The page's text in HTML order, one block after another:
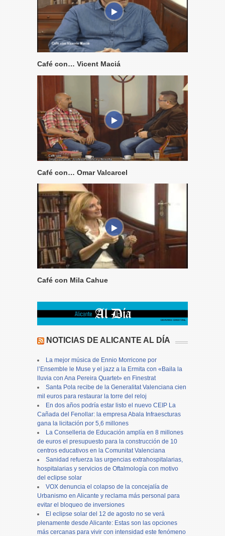
Café con… Vicent Maciá
Café con… Omar Valcarcel
Café con Mila Cahue
NOTICIAS DE ALICANTE AL DÍA
La mejor música de Ennio Morricone por
l’Ensemble le Muse y el jazz a la Ermita con «Baila la
lluvia con Ana Pereira Quartet» en Finestrat
Santa Pola recibe de la Generalitat Valenciana cien
mil euros para restaurar la torre del reloj
En dos años podría estar listo el nuevo CEIP La
Cañada del Fenollar: la empresa Abala Infraescturas
gana la licitación por 5,6 millones
La Conselleria de Educación amplía en 8 millones
de euros el presupuesto para la construcción de 10
centros educativos en la Comunitat Valenciana
Sanidad refuerza las urgencias extrahospitalarias,
hospitalarias y servicios de Oftalmología con motivo
del eclipse solar
VOX denuncia el colapso de la concejalía de
Urbanismo en Alicante y reclama más personal para
evitar el bloqueo de inversiones
El eclipse solar del 12 de agosto no se verá
plenamente desde Alicante: Estas son las opciones
más cercanas para vivir con intensidad este fenómeno